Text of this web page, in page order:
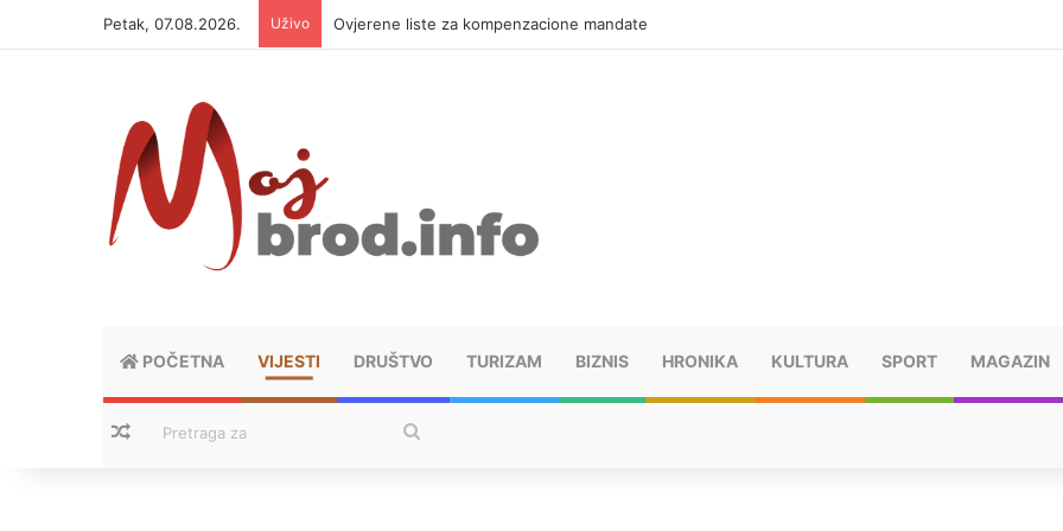
Petak, 07.08.2026. Uživo Let 3 i Z++ i Sébastien Léger i Denis Sulta obilježili prvo veče Freshwavea
POČETNA VIJESTI DRUŠTVO TURIZAM BIZNIS HRONIKA KULTURA SPORT MAGAZIN
Nasumični tekstovi